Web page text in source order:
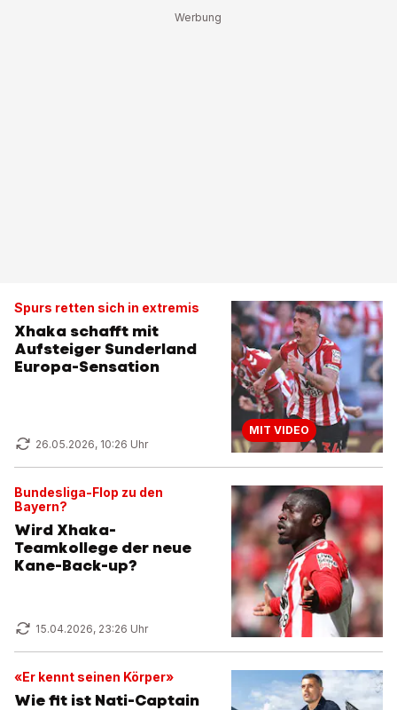
Spurs retten sich in extremis
Xhaka schafft mit
Aufsteiger Sunderland
Europa-Sensation
26.05.2026, 10:26 Uhr
MIT VIDEO
Bundesliga-Flop zu den
Bayern?
Wird Xhaka-
Teamkollege der neue
Kane-Back-up?
15.04.2026, 23:26 Uhr
«Er kennt seinen Körper»
Wie fit ist Nati-Captain